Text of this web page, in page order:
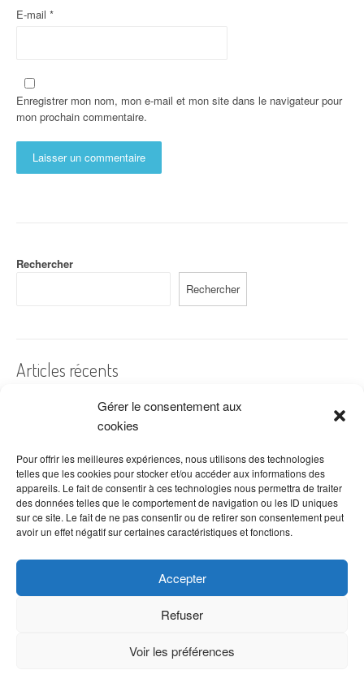
Gérer le consentement aux
cookies
Pour offrir les meilleures expériences, nous utilisons des technologies
telles que les cookies pour stocker et/ou accéder aux informations des
appareils. Le fait de consentir à ces technologies nous permettra de traiter
des données telles que le comportement de navigation ou les ID uniques
sur ce site. Le fait de ne pas consentir ou de retirer son consentement peut
avoir un effet négatif sur certaines caractéristiques et fonctions.
Accepter
Refuser
Voir les préférences
E-mail *
Enregistrer mon nom, mon e-mail et mon site dans le navigateur pour
mon prochain commentaire.
Rechercher
Rechercher
Articles récents
A quelles dates de l’année offre-t-on des fleurs ?
Les fleurs préférées des Français
Combien de fois arroser un cactus ?
Quelles fleurs offrir pour la fête des mères ?
Idées de décoration avec fleurs séchées